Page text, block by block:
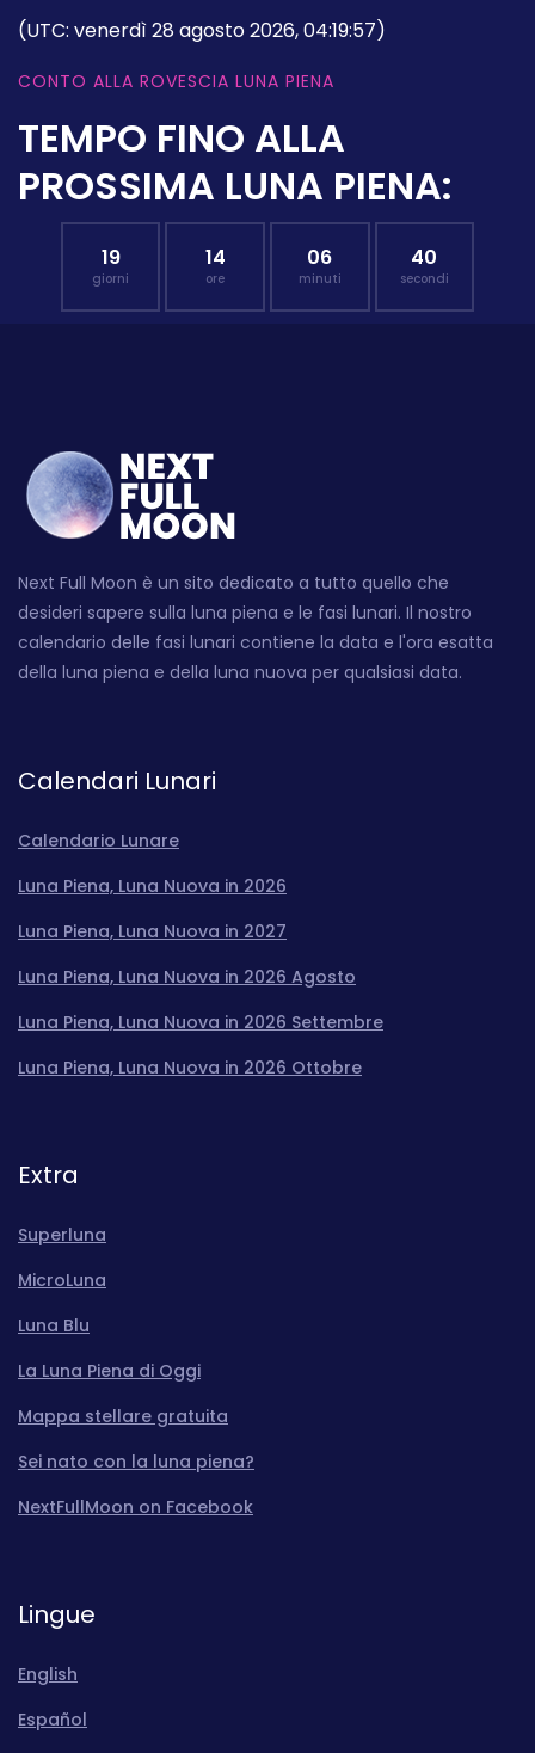
(UTC: venerdì 28 agosto 2026, 04:19:57)
CONTO ALLA ROVESCIA LUNA PIENA
TEMPO FINO ALLA
PROSSIMA LUNA PIENA:
19
giorni
14
ore
06
minuti
39
secondi
Next Full Moon è un sito dedicato a tutto quello che
desideri sapere sulla luna piena e le fasi lunari. Il nostro
calendario delle fasi lunari contiene la data e l'ora esatta
della luna piena e della luna nuova per qualsiasi data.
Calendari Lunari
Calendario Lunare
Luna Piena, Luna Nuova in 2026
Luna Piena, Luna Nuova in 2027
Luna Piena, Luna Nuova in 2026 Agosto
Luna Piena, Luna Nuova in 2026 Settembre
Luna Piena, Luna Nuova in 2026 Ottobre
Extra
Superluna
MicroLuna
Luna Blu
La Luna Piena di Oggi
Mappa stellare gratuita
Sei nato con la luna piena?
NextFullMoon on Facebook
Lingue
English
Español